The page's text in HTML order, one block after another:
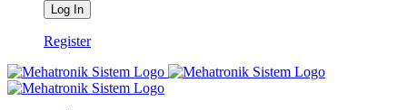
Register